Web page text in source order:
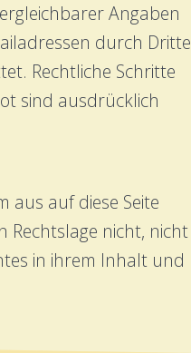
Angaben
durch Dritte
Rechtliche Schritte
sind ausdrücklich
aus auf diese Seite
Rechtslage nicht, nicht
in ihrem Inhalt und